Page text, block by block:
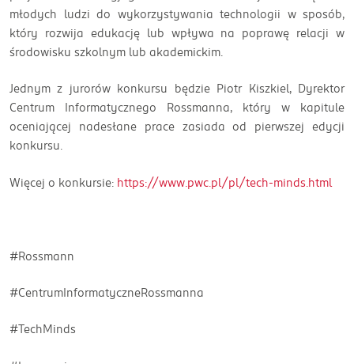
młodych ludzi do wykorzystywania technologii w sposób,
który rozwija edukację lub wpływa na poprawę relacji w
środowisku szkolnym lub akademickim.
Jednym z jurorów konkursu będzie Piotr Kiszkiel, Dyrektor
Centrum Informatycznego Rossmanna, który w kapitule
oceniającej nadesłane prace zasiada od pierwszej edycji
konkursu.
Więcej o konkursie: https://www.pwc.pl/pl/tech-minds.html
#Rossmann
#CentrumInformatyczneRossmanna
#TechMinds